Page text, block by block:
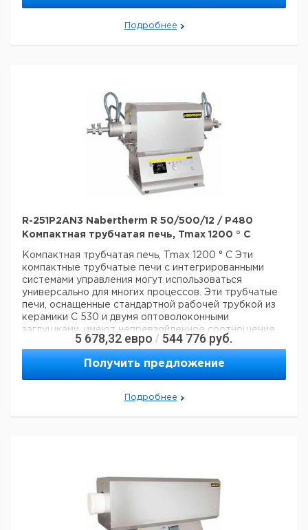
температуры до 300 ° C- Духовки TR 30 - TR 240
разработаны как настольные модели
450 и TR 1050 разработаны как напольные модели.
Горизонтальная циркуляция воздуха приводит к
Используются только волокнистые материалы,
которые не классифицируются как канцерогенные в
соответствии с TRGS 905, класс 1 или 2.
Подробнее
R-251P2AN3 Nabertherm R 50/500/12 / P480
Компактная трубчатая печь, Tmax 1200 ° C
Компактная трубчатая печь, Tmax 1200 ° C Эти
компактные трубчатые печи с интегрированными
системами управления могут использоваться
универсально для многих процессов. Эти трубчатые
печи, оснащенные стандартной рабочей трубкой из
керамики C 530 и двумя оптоволоконными
заглушками, имеют непревзойденное соотношение
цены и качества.? -? Tmax 1200 ° C или 1300 ° C
Однозонный дизайн в стандартной комплектации-
Корпус с двойной оболочкой из листов
текстурированной нержавеющей стали-
Используются только волокнистые материалы,
которые не классифицируются как канцерогенные в
соответствии с TRGS 905, класс 1 или 2.- диаметр
5 678,32 евро / 544 776 руб.
Получить предложение
Подробнее